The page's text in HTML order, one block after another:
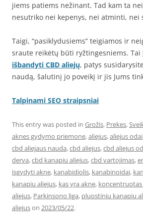
jiems patiems nežinant. Tad kam ta
nesutriko nei kepenys, nei atminti, nei
Taigi, “pasiklydusiems” teigiamos ir
sraute reikėtų būti ryžtingesniems. Tai
išbandyti CBD aliejų, patys
naudą, šalutinį jo poveikį ir jis Jums
Talpinami SEO straipsniai
This entry was posted in Grožis, Prekes,
aknes gydymo priemone,aliejus,aliejus odai
cbd aliejaus nauda,cbd aliejus,cbd aliejus
derva,cbd kanapiu aliejus,cbd vartojimas,
isgydyti akne, kanabidiolis, kanabinoidai,
kanapiu aliejus, kas yra akne, koncentruotas
aliejus, Parkinsono liga, pluostiniu kanapiu
aliejuson 2023/05/22.